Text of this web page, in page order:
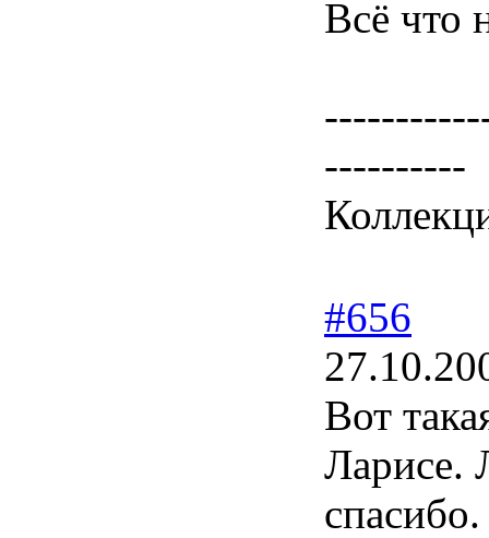
Всё что
----------
#656
Вот
Ларисе.